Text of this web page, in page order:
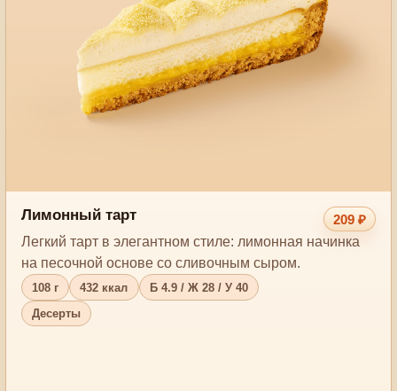
Лимонный тарт
209 ₽
Легкий тарт в элегантном стиле: лимонная начинка
на песочной основе со сливочным сыром.
108 г 432 ккал
Б 4.9 / Ж 28 / У 40
Десерты